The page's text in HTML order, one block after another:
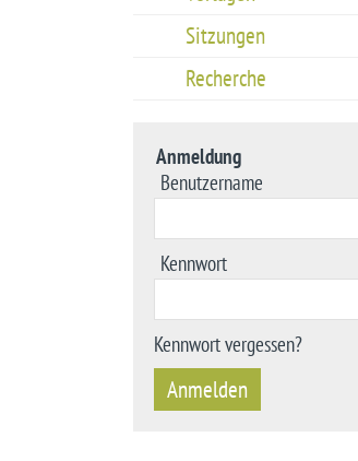
Sitzungen
Recherche
Anmeldung
Benutzername
Kennwort
Kennwort vergessen?